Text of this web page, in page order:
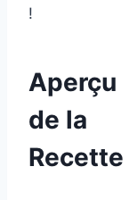
!
Aperçu
de la
Recette